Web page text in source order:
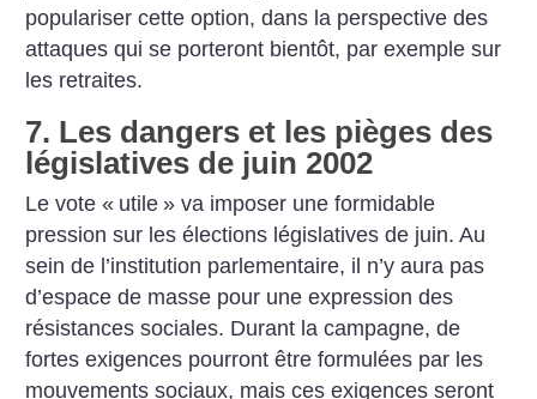
populariser cette option, dans la perspective des
attaques qui se porteront bientôt, par exemple sur
les retraites.
7. Les dangers et les pièges des
législatives de juin 2002
Le vote « utile » va imposer une formidable
pression sur les élections législatives de juin. Au
sein de l’institution parlementaire, il n’y aura pas
d’espace de masse pour une expression des
résistances sociales. Durant la campagne, de
fortes exigences pourront être formulées par les
mouvements sociaux, mais ces exigences seront